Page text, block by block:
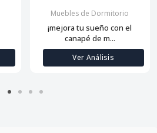
Muebles de Dormitorio
¡mejora tu sueño con el
canapé de m...
Ver Análisis